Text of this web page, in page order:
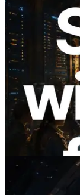
2026.08.05
ERPC
Solana con
regiones
Validators
Leer este artículo